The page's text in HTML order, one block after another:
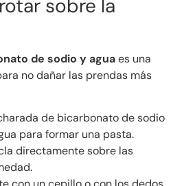
sobre la
de sodio y aguaes una
no dañar las prendas más
de bicarbonato de sodio
para formar una pasta.
directamente sobre las